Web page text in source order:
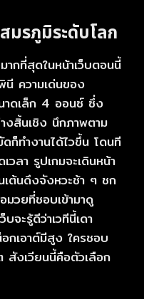
มรภูมิระดับโลก
กที่สุดในหน้าเว็บตอนนี้
ความเด่นของ
าดเล็ก 4 ออนซ์ ซึ่ง
งสิ้นเชิง นึกภาพตาม
ทำงานได้ไวขึ้น โดนที
ลา รูปเกมจะเดินหน้า
ต้นดึงจังหวะช้า ๆ ชก
มวยที่ชอบเข้ามาดู
จะรู้ดีว่าเวทีนี้เดา
กเอาต์มีสูง ใครชอบ
งเวียนนี้คือตัวเลือก